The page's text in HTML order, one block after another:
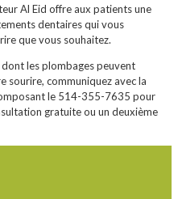
Al Eid offre aux patients une
dentaires qui vous
que vous souhaitez.
les plombages peuvent
sourire, communiquez avec la
le 514-355-7635 pour
gratuite ou un deuxième